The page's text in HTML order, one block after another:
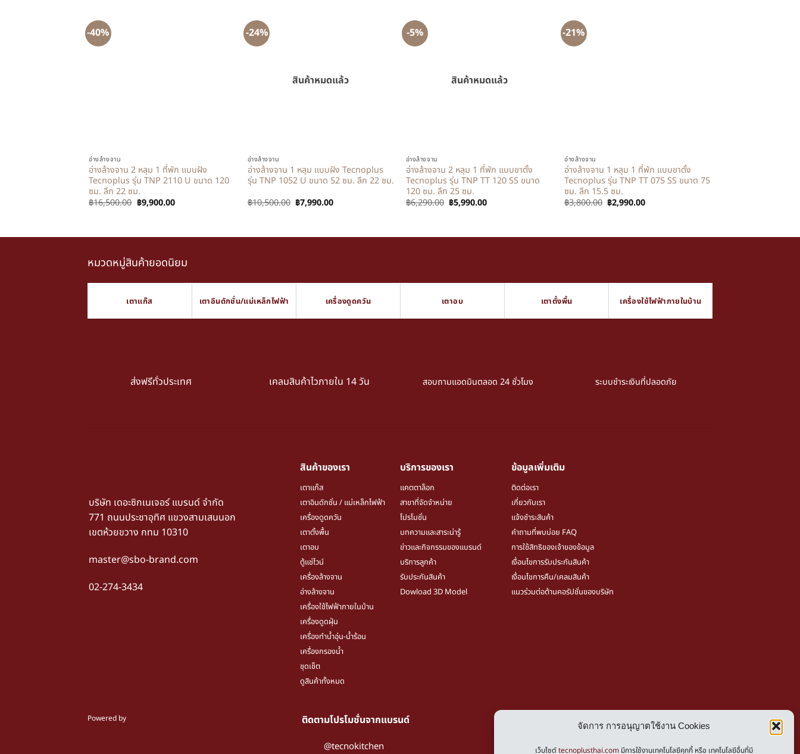
จัดการ การอนุญาตใช้งาน Cookies
เว็บไซต์tecnoplusthai.comมีการใช้งานเทคโนโลยีคุกกี้ หรือ เทคโนโลยีอื่นที่มี
-40%
อ่างล้างจาน
อ่างล้างจาน 2 หลุม 1 ที่พัก แบบฝัง
Tecnoplus รุ่น TNP 2110 U ขนาด 120
ซม. ลึก 22 ซม.
฿16,500.00 ฿9,900.00
-24%
สินค้าหมดแล้ว
อ่างล้างจาน
อ่างล้างจาน 1 หลุม แบบฝัง Tecnoplus
รุ่น TNP 1052 U ขนาด 52 ซม. ลึก 22 ซม.
฿10,500.00 ฿7,990.00
-5%
สินค้าหมดแล้ว
อ่างล้างจาน
อ่างล้างจาน 2 หลุม 1 ที่พัก แบบขาตั้ง
Tecnoplus รุ่น TNP TT 120 SS ขนาด
120 ซม. ลึก 25 ซม.
฿6,290.00 ฿5,990.00
-21%
อ่างล้างจาน
อ่างล้างจาน 1 หลุม 1 ที่พัก แบบขาตั้ง
Tecnoplus รุ่น TNP TT 075 SS ขนาด 75
ซม. ลึก 15.5 ซม.
฿3,800.00 ฿2,990.00
หมวดหมู่สินค้ายอดนิยม
เตาแก๊ส เตาอินดักชั่น/แม่เหล็กไฟฟ้า เครื่องดูดควัน เตาอบ เตาตั้งพื้น เครื่องใช้ไฟฟ้าภายในบ้าน
ส่งฟรีทั่วประเทศ เคลมสินค้าไวภายใน 14 วัน สอบถามแอดมินตลอด 24 ชั่วโมง ระบบชำระเงินที่ปลอดภัย
บริษัท เดอะซิกเนเจอร์ แบรนด์ จำกัด
771 ถนนประชาอุทิศ แขวงสามเสนนอก
เขตห้วยขวาง กทม 10310
master@sbo-brand.com
02-274-3434
สินค้าของเรา
เตาแก๊ส
เตาอินดักชั่น / แม่เหล็กไฟฟ้า
เครื่องดูดควัน
เตาตั้งพื้น
เตาอบ
ตู้แช่ไวน์
เครื่องล้างจาน
อ่างล้างจาน
เครื่องใช้ไฟฟ้าภายในบ้าน
เครื่องดูดฝุ่น
เครื่องทำน้ำอุ่น-น้ำร้อน
เครื่องกรองน้ำ
ชุดเช็ต
ดูสินค้าทั้งหมด
บริการของเรา
แคตตาล็อก
สาขาที่จัดจำหน่าย
โปรโมชั่น
บทความและสาระน่ารู้
ข่าวและกิจกรรมของแบรนด์
บริการลูกค้า
รับประกันสินค้า
Dowload 3D Model
ข้อมูลเพิ่มเติม
ติดต่อเรา
เกี่ยวกับเรา
แจ้งชำระสินค้า
คำถามที่พบบ่อย FAQ
การใช้สิทธิของเจ้าของข้อมูล
เงื่อนไขการรับประกันสินค้า
เงื่อนไขการคืน/เคลมสินค้า
แนวร่วมต่อต้านคอรัปชั่นของบริษัท
Powered by ติดตามโปรโมชั่นจากแบรนด์
@tecnokitchen
Privacy Policy